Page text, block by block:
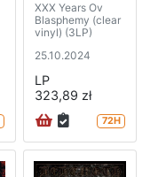
XXX Years Ov
Blasphemy (clear
vinyl) (3LP)
25.10.2024
LP
323,89 zł
72H